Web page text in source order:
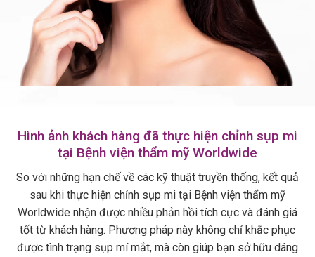
Hình ảnh khách hàng đã thực hiện chỉnh sụp mi
tại Bệnh viện thẩm mỹ Worldwide
So với những hạn chế về các kỹ thuật truyền thống, kết quả
sau khi thực hiện chỉnh sụp mi tại Bệnh viện thẩm mỹ
Worldwide nhận được nhiều phản hồi tích cực và đánh giá
tốt từ khách hàng. Phương pháp này không chỉ khắc phục
được tình trạng sụp mí mắt, mà còn giúp bạn sở hữu dáng